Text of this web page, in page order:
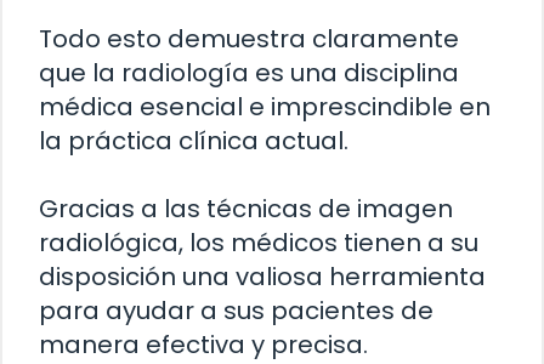
Todo esto demuestra claramente
que la radiología es una disciplina
médica esencial e imprescindible en
la práctica clínica actual.
Gracias a las técnicas de imagen
radiológica, los médicos tienen a su
disposición una valiosa herramienta
para ayudar a sus pacientes de
manera efectiva y precisa.